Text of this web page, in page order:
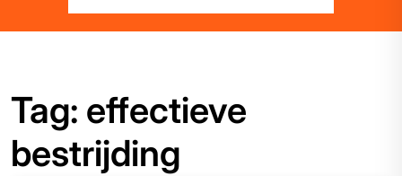
Tag: effectieve
bestrijding